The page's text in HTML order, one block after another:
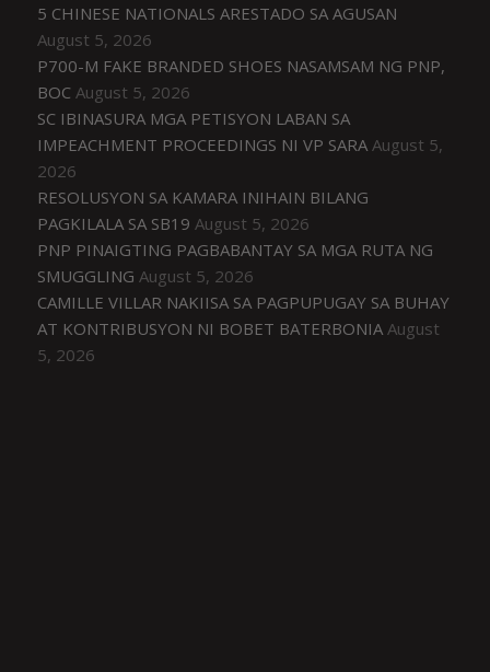
5 CHINESE NATIONALS ARESTADO SA AGUSAN
August 5, 2026
P700-M FAKE BRANDED SHOES NASAMSAM NG PNP,
BOC August 5, 2026
SC IBINASURA MGA PETISYON LABAN SA
IMPEACHMENT PROCEEDINGS NI VP SARA August 5,
2026
RESOLUSYON SA KAMARA INIHAIN BILANG
PAGKILALA SA SB19 August 5, 2026
PNP PINAIGTING PAGBABANTAY SA MGA RUTA NG
SMUGGLING August 5, 2026
CAMILLE VILLAR NAKIISA SA PAGPUPUGAY SA BUHAY
AT KONTRIBUSYON NI BOBET BATERBONIA August
5, 2026